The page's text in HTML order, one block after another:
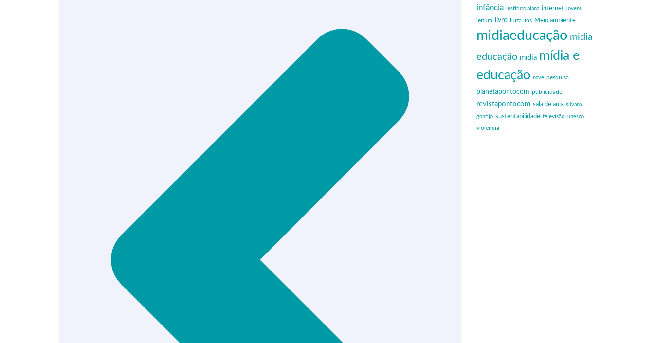
infância instituto alana internet jovens
leitura livro luiza lins Meio ambiente
midiaeducação midia
educação mídia mídia e
educação nave pesquisa
planetapontocom publicidade
revistapontocom sala de aula silvana
gontijo sustentabilidade televisão unesco
violência